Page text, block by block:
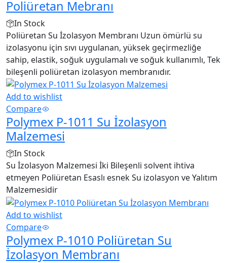
Poliüretan Mebranı
In Stock
Poliüretan Su İzolasyon Membranı Uzun ömürlü su
izolasyonu için sıvı uygulanan, yüksek geçirmezliğe
sahip, elastik, soğuk uygulamalı ve soğuk kullanımlı, Tek
bileşenli poliüretan izolasyon membranıdır.
Add to wishlist
Compare
Polymex P-1011 Su İzolasyon
Malzemesi
In Stock
Su İzolasyon Malzemesi İki Bileşenli solvent ihtiva
etmeyen Poliüretan Esaslı esnek Su izolasyon ve Yalıtım
Malzemesidir
Add to wishlist
Compare
Polymex P-1010 Poliüretan Su
İzolasyon Membranı